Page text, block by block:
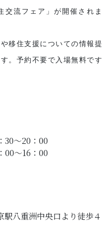
交流フェア」が開催されま
移住支援についての情報提
。予約不要で入場無料です
30～20：00
～16：00
八重洲中央口より徒歩４